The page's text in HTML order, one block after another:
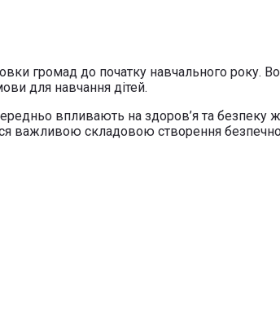
громад до початку навчального року.
для навчання дітей.
впливають на здоров’я та безпеку
важливою складовою створення